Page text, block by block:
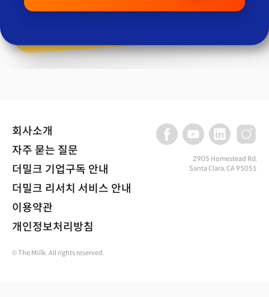
회사소개
자주 묻는 질문
더밀크 기업구독 안내
더밀크 리서치 서비스 안내
이용약관
개인정보처리방침
2905 Homestead Rd,
Santa Clara, CA 95051
© The Miilk. All rights reserved.